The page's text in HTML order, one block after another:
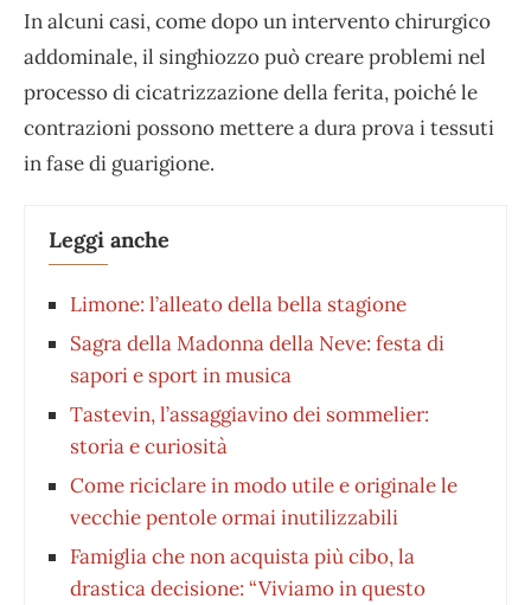
In alcuni casi, come dopo un intervento chirurgico
addominale, il singhiozzo può creare problemi nel
processo di cicatrizzazione della ferita, poiché le
contrazioni possono mettere a dura prova i tessuti
in fase di guarigione.
Leggi anche
Limone: l’alleato della bella stagione
Sagra della Madonna della Neve: festa di
sapori e sport in musica
Tastevin, l’assaggiavino dei sommelier:
storia e curiosità
Come riciclare in modo utile e originale le
vecchie pentole ormai inutilizzabili
Famiglia che non acquista più cibo, la
drastica decisione: “Viviamo in questo